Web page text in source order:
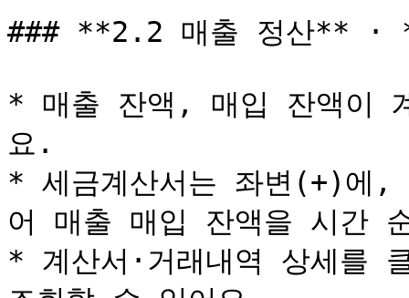
### **2.2 매출 정산** ·
* 매출 잔액, 매입 잔액이
요.
* 세금계산서는 좌변(+)에,
어 매출 매입 잔액을 시간
* 계산서·거래내역 상세를